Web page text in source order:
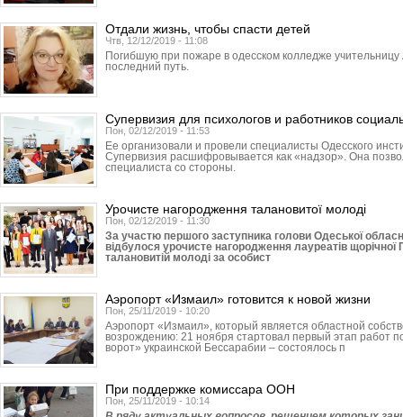
Отдали жизнь, чтобы спасти детей
Чтв, 12/12/2019 - 11:08
Погибшую при пожаре в одесском колледже
последний путь.
Супервизия для психологов и работников
Пон, 02/12/2019 - 11:53
Ее организовали и провели специалисты Одесского
Супервизия расшифровывается как «надзор». Она
специалиста со стороны.
Урочисте нагородження талановитої молоді
Пон, 02/12/2019 - 11:30
За участю першого заступника голови Одеської
відбулося урочисте нагородження лауреатів щорічної
талановитій молоді за особист
Аэропорт «Измаил» готовится к новой жизни
Пон, 25/11/2019 - 10:20
Аэропорт «Измаил», который является областной
возрождению: 21 ноября стартовал первый этап работ
ворот» украинской Бессарабии – состоялось п
При поддержке комиссара ООН
Пон, 25/11/2019 - 10:14